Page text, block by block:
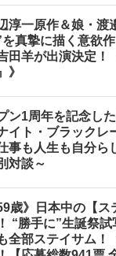
淳一原作＆娘・渡
を真摯に描く意欲
田羊が出演決定！
》
ン1周年を記念し
イト・ブラックレ
も人生も自分ら
対談～
歳》日本中の【
“勝手に”生誕祭
全部ステイサム！